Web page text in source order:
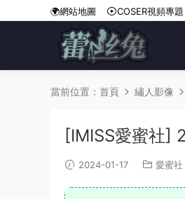
🌍網站地圖 COSER視頻專題
當前位置： 首頁 繡人影像
[IMISS愛蜜社]
2024-01-17 愛蜜社